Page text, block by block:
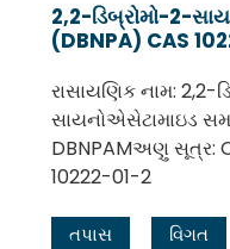
2,2-ડિબ્રોમો-2-
(DBNPA) CAS
રાસાયણિક નામ: 2,2-
સાયનોએસેટામાઇડ
DBNPAMઅણુ સૂત્ર:
10222-01-2
તપાસ વિગત